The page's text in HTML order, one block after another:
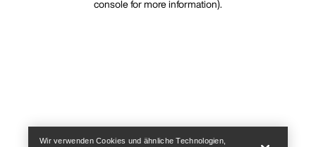
console for more information).
Wir verwenden Cookies und ähnliche Technologien,